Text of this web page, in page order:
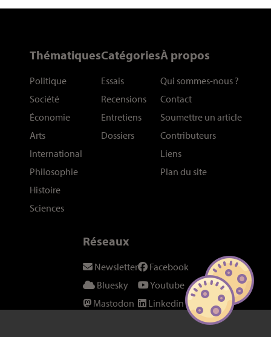
Thématiques
Politique
Société
Économie
Arts
International
Philosophie
Histoire
Sciences
Catégories
Essais
Recensions
Entretiens
Dossiers
À propos
Qui sommes-nous ?
Contact
Soumettre un article
Contributeurs
Liens
Plan du site
Réseaux
Newsletter
Bluesky
Mastodon
Facebook
Youtube
Linkedin